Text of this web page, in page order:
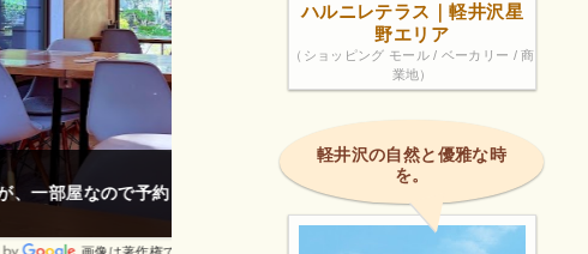
朝食限定営業になっていました。
ハルニレテラス｜軽井沢星
野エリア
（ショッピング モール / ベーカリー / 商
業地）
軽井沢の自然と優雅な時
を。